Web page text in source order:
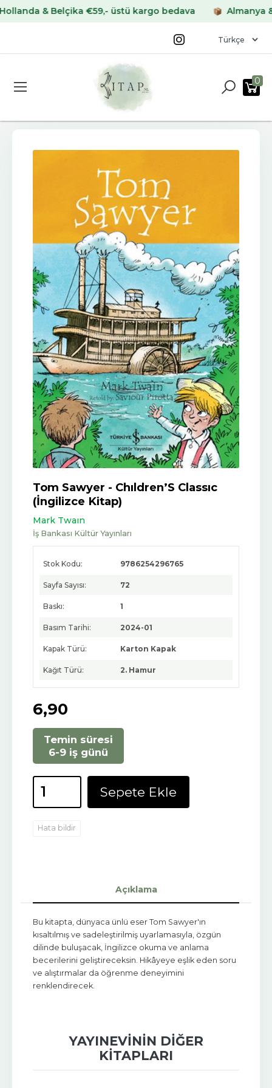
& Belçika €59,- üstü kargo bedava Almanya &
0
Tom Sawyer - Chıldren’S Classıc
(İngilizce Kitap)
Mark Twaın
İş Bankası Kültür Yayınları
Stok Kodu: 9786254296765
Sayfa Sayısı: 72
Baskı: 1
Basım Tarihi: 2024-01
Kapak Türü: Karton Kapak
Kağıt Türü: 2. Hamur
6,90
Temin süresi
6-9 iş günü
Sepete Ekle
Hata bildir
Açıklama
Bu kitapta, dünyaca ünlü eser Tom Sawyer'ın
kısaltılmış ve sadeleştirilmiş uyarlamasıyla, özgün
dilinde buluşacak, İngilizce okuma ve anlama
becerilerini geliştireceksin. Hikâyeye eşlik eden soru
ve alıştırmalar da öğrenme deneyimini
renklendirecek.
YAYINEVININ DIĞER
KITAPLARI